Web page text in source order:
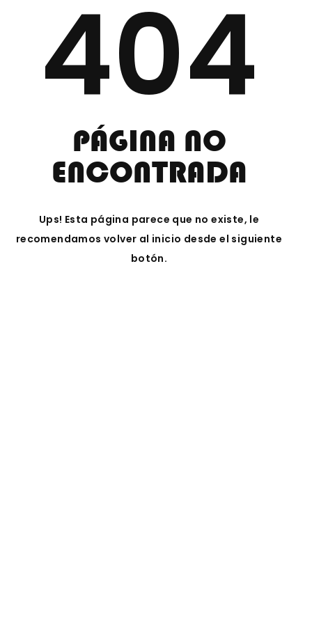
404
PÁGINA NO
ENCONTRADA
Ups! Esta página parece que no existe, le
recomendamos volver al inicio desde el siguiente
botón.